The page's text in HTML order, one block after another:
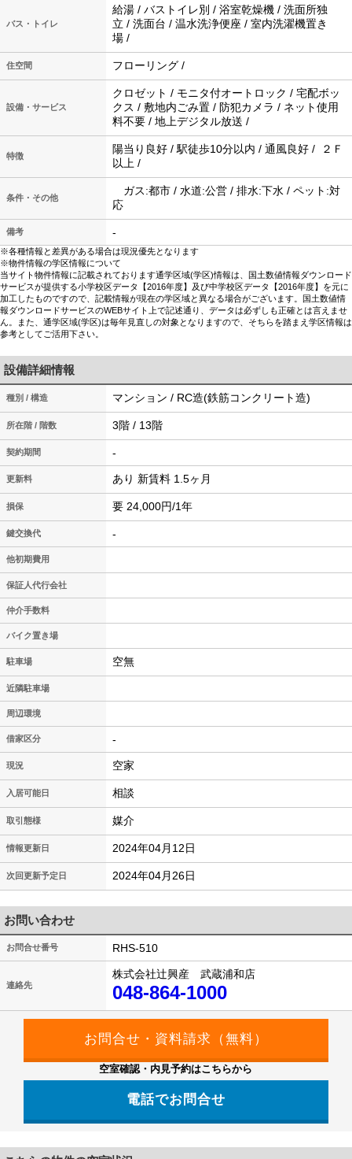
バス・トイレ
給湯 / バストイレ別 / 浴室乾燥機 / 洗面所独
立 / 洗面台 / 温水洗浄便座 / 室内洗濯機置き
場 /
住空間 フローリング /
設備・サービス
クロゼット / モニタ付オートロック / 宅配ボッ
クス / 敷地内ごみ置 / 防犯カメラ / ネット使用
料不要 / 地上デジタル放送 /
特徴
陽当り良好 / 駅徒歩10分以内 / 通風良好 / ２Ｆ
以上 /
条件・その他
ガス:都市 / 水道:公営 / 排水:下水 / ペット:対
応
備考 -
※各種情報と差異がある場合は現況優先となります
※物件情報の学区情報について
当サイト物件情報に記載されております通学区域(学区)情報は、国土数値情報ダウンロード
サービスが提供する小学校区データ【2016年度】及び中学校区データ【2016年度】を元に
加工したものですので、記載情報が現在の学区域と異なる場合がございます。国土数値情
報ダウンロードサービスのWEBサイト上で記述通り、データは必ずしも正確とは言えませ
ん。また、通学区域(学区)は毎年見直しの対象となりますので、そちらを踏まえ学区情報は
参考としてご活用下さい。
設備詳細情報
種別 / 構造 マンション / RC造(鉄筋コンクリート造)
所在階 / 階数 3階 / 13階
契約期間 -
更新料 あり 新賃料 1.5ヶ月
損保 要 24,000円/1年
鍵交換代 -
他初期費用
保証人代行会社
仲介手数料
バイク置き場
駐車場 空無
近隣駐車場
周辺環境
借家区分 -
現況 空家
入居可能日 相談
取引態様 媒介
情報更新日 2024年04月12日
次回更新予定日 2024年04月26日
お問い合わせ
お問合せ番号 RHS-510
連絡先
株式会社辻興産 武蔵浦和店
048-864-1000
空室確認・内見予約はこちらから
電話でお問合せ